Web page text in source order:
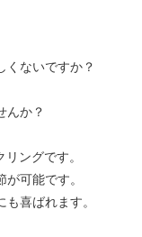
くないですか？
んか？
ングです。
可能です。
喜ばれます。